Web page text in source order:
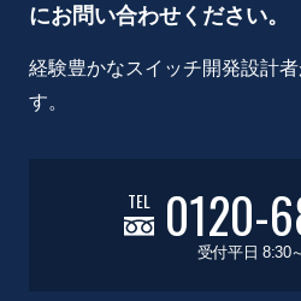
にお問い合わせください。
経験豊かなスイッチ開発設計
す。
TEL 0120-
受付平日 8:30